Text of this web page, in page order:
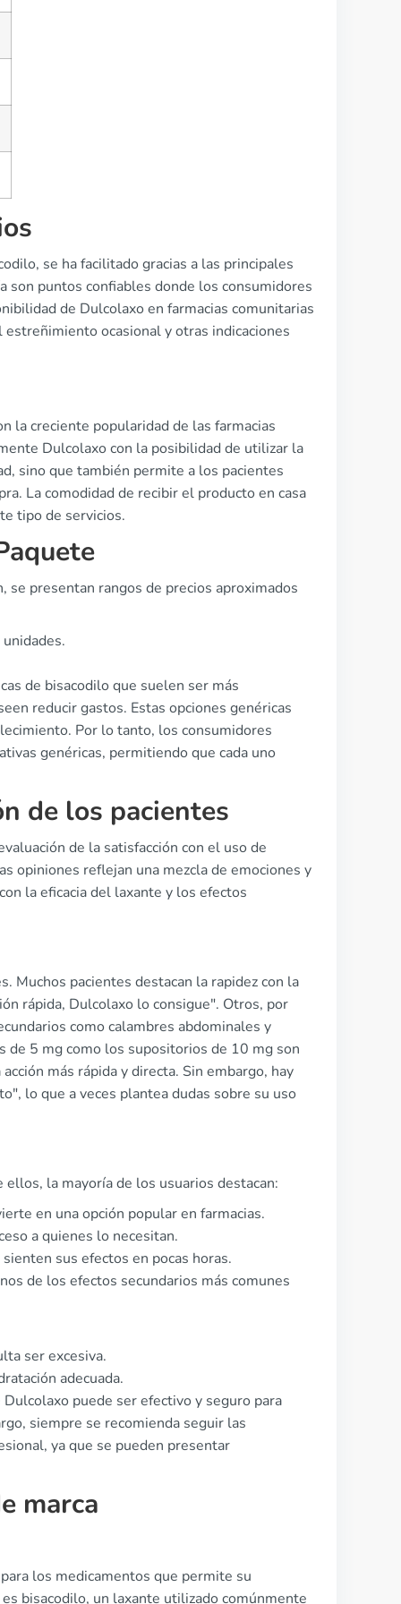
se ha facilitado gracias a las principales
son puntos confiables donde los consumidores
de Dulcolaxo en farmacias comunitarias
ocasional y otras indicaciones
la creciente popularidad de las farmacias
Dulcolaxo con la posibilidad de utilizar la
sino que también permite a los pacientes
La comodidad de recibir el producto en casa
tipo de servicios.
se presentan rangos de precios aproximados
de bisacodilo que suelen ser más
reducir gastos. Estas opciones genéricas
Por lo tanto, los consumidores
genéricas, permitiendo que cada uno
de los pacientes
de la satisfacción con el uso de
opiniones reflejan una mezcla de emociones y
la eficacia del laxante y los efectos
Muchos pacientes destacan la rapidez con la
rápida, Dulcolaxo lo consigue". Otros, por
como calambres abdominales y
de 5 mg como los supositorios de 10 mg son
más rápida y directa. Sin embargo, hay
lo que a veces plantea dudas sobre su uso
la mayoría de los usuarios destacan:
en una opción popular en farmacias.
a quienes lo necesitan.
sus efectos en pocas horas.
de los efectos secundarios más comunes
ser excesiva.
adecuada.
puede ser efectivo y seguro para
siempre se recomienda seguir las
ya que se pueden presentar
marca
los medicamentos que permite su
bisacodilo, un laxante utilizado comúnmente